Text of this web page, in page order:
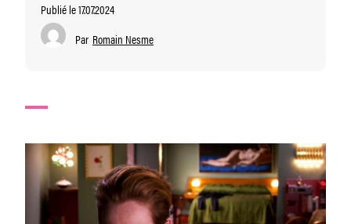
Publié le 17.07.2024
Par Romain Nesme